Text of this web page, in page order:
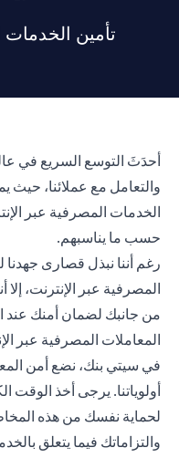
تأمين الخدمات
أحدَثَ التوسع السريع في
والتعامل مع عملائنا، حيث
حسب ما يناسبهم.
رغم أننا نبذل قصارى جهدنا
المصرفية عبر الإنترنت، إلا
من جانبك لضمان أمنك عند
المعاملات المصرفية عبر
في سيتي بنك، نضع أمن
أولوياتنا. يرجى أخذ الوقت
لحماية نفسك من هذه
والتزاماتك فيما يتعلق